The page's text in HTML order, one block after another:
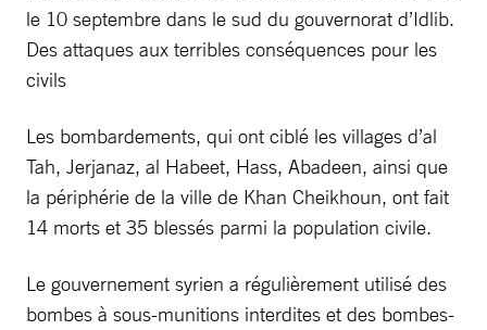
le 10 septembre dans le sud du gouvernorat d’Idlib.
Des attaques aux terribles conséquences pour les
civils
Les bombardements, qui ont ciblé les villages d’al
Tah, Jerjanaz, al Habeet, Hass, Abadeen, ainsi que
la périphérie de la ville de Khan Cheikhoun, ont fait
14 morts et 35 blessés parmi la population civile.
Le gouvernement syrien a régulièrement utilisé des
bombes à sous-munitions interdites et des bombes-